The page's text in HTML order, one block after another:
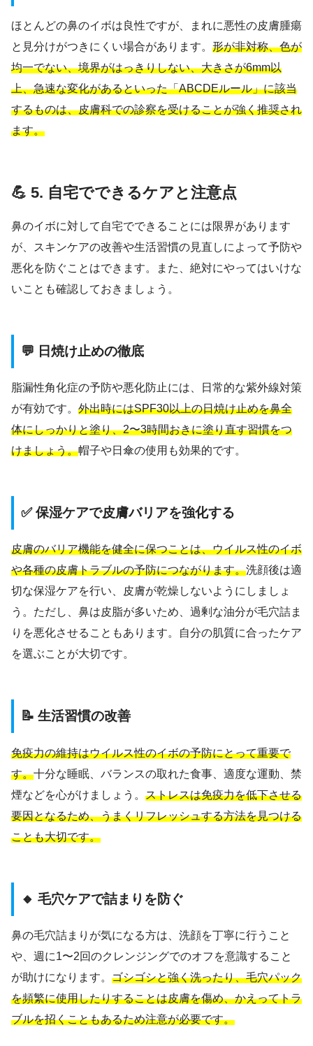
ほとんどの鼻のイボは良性ですが、まれに悪性の皮膚腫瘍
と見分けがつきにくい場合があります。 形が非対称、色が
均一でない、境界がはっきりしない、大きさが6mm以
上、急速な変化があるといった「ABCDEルール」に該当
するものは、皮膚科での診察を受けることが強く推奨され
ます。
💪 5. 自宅でできるケアと注意点
鼻のイボに対して自宅でできることには限界があります
が、スキンケアの改善や生活習慣の見直しによって予防や
悪化を防ぐことはできます。また、絶対にやってはいけな
いことも確認しておきましょう。
💬 日焼け止めの徹底
脂漏性角化症の予防や悪化防止には、日常的な紫外線対策
が有効です。 外出時にはSPF30以上の日焼け止めを鼻全
体にしっかりと塗り、2〜3時間おきに塗り直す習慣をつ
けましょう。帽子や日傘の使用も効果的です。
✅ 保湿ケアで皮膚バリアを強化する
皮膚のバリア機能を健全に保つことは、ウイルス性のイボ
や各種の皮膚トラブルの予防につながります。洗顔後は適
切な保湿ケアを行い、皮膚が乾燥しないようにしましょ
う。ただし、鼻は皮脂が多いため、過剰な油分が毛穴詰ま
りを悪化させることもあります。自分の肌質に合ったケア
を選ぶことが大切です。
📝 生活習慣の改善
免疫力の維持はウイルス性のイボの予防にとって重要で
す。十分な睡眠、バランスの取れた食事、適度な運動、禁
煙などを心がけましょう。 ストレスは免疫力を低下させる
要因となるため、うまくリフレッシュする方法を見つける
ことも大切です。
🔸 毛穴ケアで詰まりを防ぐ
鼻の毛穴詰まりが気になる方は、洗顔を丁寧に行うこと
や、週に1〜2回のクレンジングでのオフを意識すること
が助けになります。 ゴシゴシと強く洗ったり、毛穴パック
を頻繁に使用したりすることは皮膚を傷め、かえってトラ
ブルを招くこともあるため注意が必要です。